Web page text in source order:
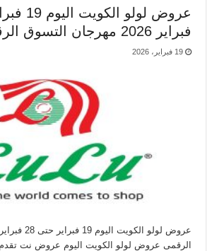
فبراير 2026 مهرجان التسوق الرقمى
19 فبراير، 2026
الرقمى عروض لولو الكويت اليوم عروض نت